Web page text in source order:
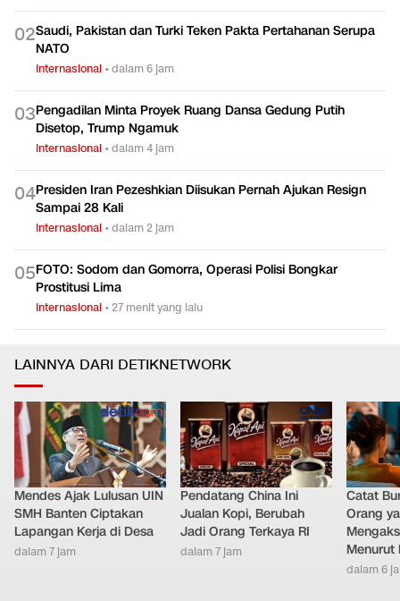
02Saudi, Pakistan dan Turki Teken Pakta Pertahanan Serupa
NATO
Internasional •dalam 6 jam
03Pengadilan Minta Proyek Ruang Dansa Gedung Putih
Disetop, Trump Ngamuk
Internasional •dalam 4 jam
04Presiden Iran Pezeshkian Diisukan Pernah Ajukan Resign
Sampai 28 Kali
Internasional •dalam 2 jam
05FOTO: Sodom dan Gomorra, Operasi Polisi Bongkar
Prostitusi Lima
Internasional •27 menit yang lalu
LAINNYA DARI DETIKNETWORK
Mendes Ajak Lulusan UIN
SMH Banten Ciptakan
Lapangan Kerja di Desa
dalam 7 jam
Pendatang China Ini
Jualan Kopi, Berubah
Jadi Orang Terkaya RI
dalam 7 jam
Catat
Orang
Menurut
dalam 6